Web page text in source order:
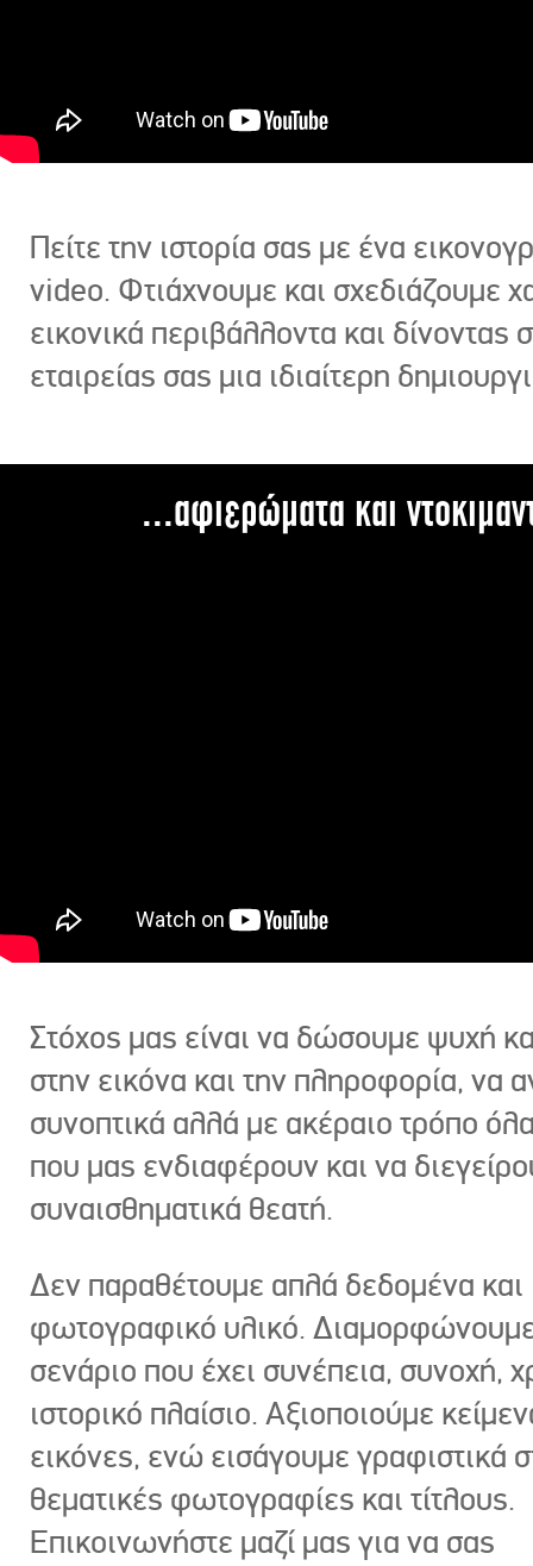
Πείτε την ιστορία σας με ένα
video. Φτιάχνουμε και σχεδιάζουμε
εικονικά περιβάλλοντα και δίνοντας
εταιρείας σας μια ιδιαίτερη
...αφιερώματα και
Στόχος μας είναι να δώσουμε ψυχή
στην εικόνα και την πληροφορία, να
συνοπτικά αλλά με ακέραιο τρόπο
που μας ενδιαφέρουν και να
συναισθηματικά θεατή.
Δεν παραθέτουμε απλά δεδομένα και
φωτογραφικό υλικό.
σενάριο που έχει συνέπεια, συνοχή,
ιστορικό πλαίσιο. Αξιοποιούμε
εικόνες, ενώ εισάγουμε γραφιστικά
θεματικές φωτογραφίες και τίτλους.
Επικοινωνήστε μαζί μας για να σας